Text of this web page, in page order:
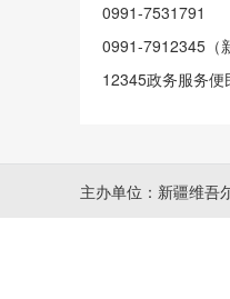
0991-7531791
0991-7912345（
12345政务服务便
主办单位：新疆维吾